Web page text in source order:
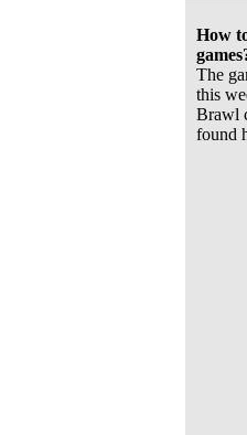
How
The
this
Brawl
found